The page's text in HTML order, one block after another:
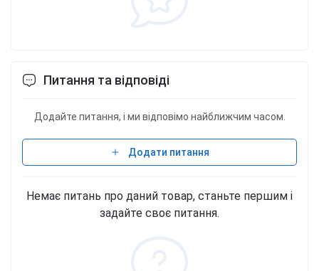
Питання та відповіді
Додайте питання, і ми відповімо найближчим часом.
Додати питання
Немає питань про даний товар, станьте першим і
задайте своє питання.